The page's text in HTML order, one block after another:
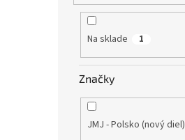
Na sklade 1
Značky
JMJ - Polsko (nový diel)